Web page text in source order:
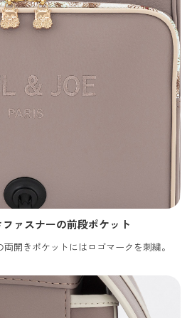
ァスナーの前段ポケット
開きポケットにはロゴマークを刺繍。